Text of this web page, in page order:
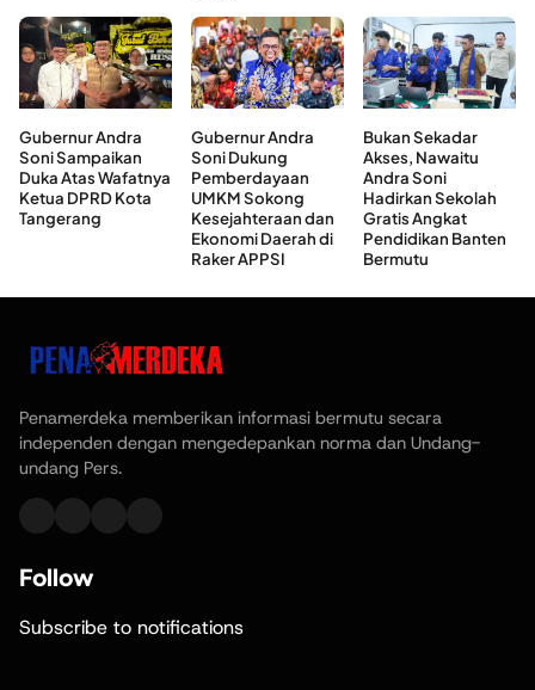
Gubernur Andra
Soni Sampaikan
Duka Atas Wafatnya
Ketua DPRD Kota
Tangerang
Gubernur Andra
Soni Dukung
Pemberdayaan
UMKM Sokong
Kesejahteraan dan
Ekonomi Daerah di
Raker APPSI
Bukan Sekadar
Akses, Nawaitu
Andra Soni
Hadirkan Sekolah
Gratis Angkat
Pendidikan Banten
Bermutu
Penamerdeka memberikan informasi bermutu secara
independen dengan mengedepankan norma dan Undang-
undang Pers.
Follow
Subscribe to notifications